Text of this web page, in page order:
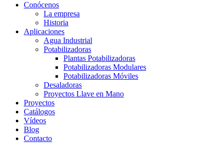
Conócenos
La empresa
Historia
Aplicaciones
Agua Industrial
Potabilizadoras
Plantas Potabilizadoras
Potabilizadoras Modulares
Potabilizadoras Móviles
Desaladoras
Proyectos Llave en Mano
Proyectos
Catálogos
Vídeos
Blog
Contacto